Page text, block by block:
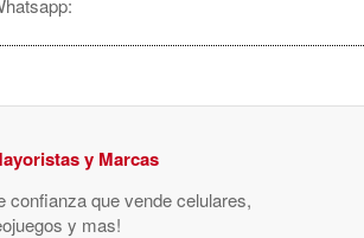
y Marcas
confianza que vende celulares,
y mas!